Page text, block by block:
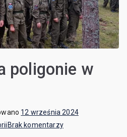
poligonie w
12 września 2024
Brak komentarzy